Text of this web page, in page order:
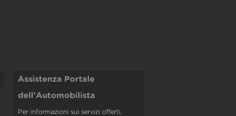
Assistenza Portale
dell'Automobilista
Per informazioni sui servizi offerti,